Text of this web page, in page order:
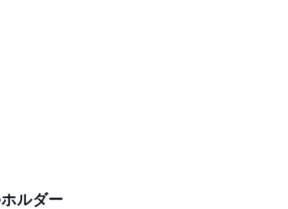
ルダー